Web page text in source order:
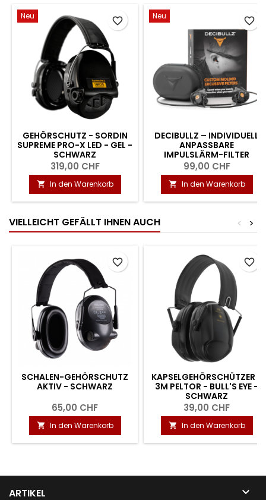
Neu
GEHÖRSCHUTZ - SORDIN
SUPREME PRO-X LED - GEL -
SCHWARZ
319,00 CHF
 In den Warenkorb
favorite_border Neu
DECIBULLZ – INDIVIDUELL
ANPASSBARE
IMPULSLÄRM-FILTER
99,00 CHF
 In den Warenkorb
favorite_border
VIELLEICHT GEFÄLLT IHNEN AUCH >
<
SCHALEN-GEHÖRSCHUTZ
AKTIV - SCHWARZ
65,00 CHF
 In den Warenkorb
favorite_border
KAPSELGEHÖRSCHÜTZER -
3M PELTOR - BULL'S EYE -
SCHWARZ
39,00 CHF
 In den Warenkorb
favorite_border
ARTIKEL 